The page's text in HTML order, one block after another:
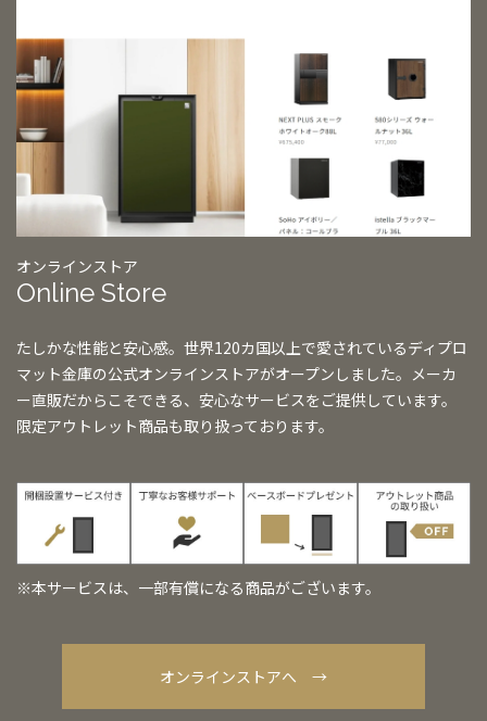
オンラインストア
Online Store
たしかな性能と安心感。世界120カ国以上で愛されているディプロ
マット金庫の公式オンラインストアがオープンしました。メーカ
ー直販だからこそできる、安心なサービスをご提供しています。
限定アウトレット商品も取り扱っております。
※本サービスは、一部有償になる商品がございます。
オンラインストアへ →